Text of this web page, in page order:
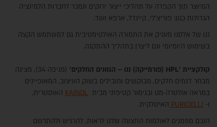
המיוצר תוך הקפדה על תהליכי ייצור ירוקים ונמכר לחברות הלמינציה
הגדולות כגון: פוריצ'לי, קיינדל, ארפא ועוד.
ננו של אלסגו מעניק את התמורה האולטימטיבית גם למשתמש הקצה
בשימוש היומיומי וגם ליצרן בתהליך ההתקנה.
קולקציית 'HPL (פורמייקה) ננו – הגוונים החלקים'
(מניפה 34), מציגה
מבחר דגמים חלקים, מבוקשים ומובילים בשוק העיצוב, המאופיינים
במראה אולטרה-מט ובגימור קטיפתי מבית KAINDL האוסטרית,
ו- PURICELLI האיטלקית.
הנכם מוזמנים לאולמות התצוגה שלנו לראות, להרגיש ולהתרשם